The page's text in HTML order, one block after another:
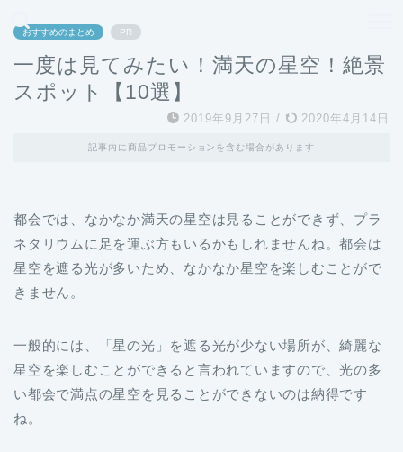
おすすめのまとめ PR
一度は見てみたい！満天の星空！絶景
スポット【10選】
2019年9月27日 / 2020年4月14日
記事内に商品プロモーションを含む場合があります
都会では、なかなか満天の星空は見ることができず、プラ
ネタリウムに足を運ぶ方もいるかもしれませんね。都会は
星空を遮る光が多いため、なかなか星空を楽しむことがで
きません。
一般的には、「星の光」を遮る光が少ない場所が、綺麗な
星空を楽しむことができると言われていますので、光の多
い都会で満点の星空を見ることができないのは納得です
ね。